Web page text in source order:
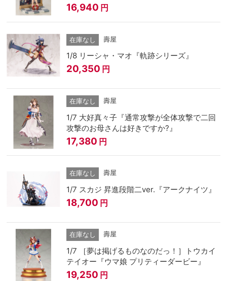
16,940 円
在庫なし 壽屋
1/8 リーシャ・マオ『軌跡シリーズ』
20,350 円
在庫なし 壽屋
1/7 大好真々子『通常攻撃が全体攻撃で二回
攻撃のお母さんは好きですか?』
17,380 円
在庫なし 壽屋
1/7 スカジ 昇進段階二ver.『アークナイツ』
18,700 円
在庫なし 壽屋
1/7 ［夢は掲げるものなのだっ！］トウカイ
テイオー『ウマ娘 プリティーダービー』
19,250 円